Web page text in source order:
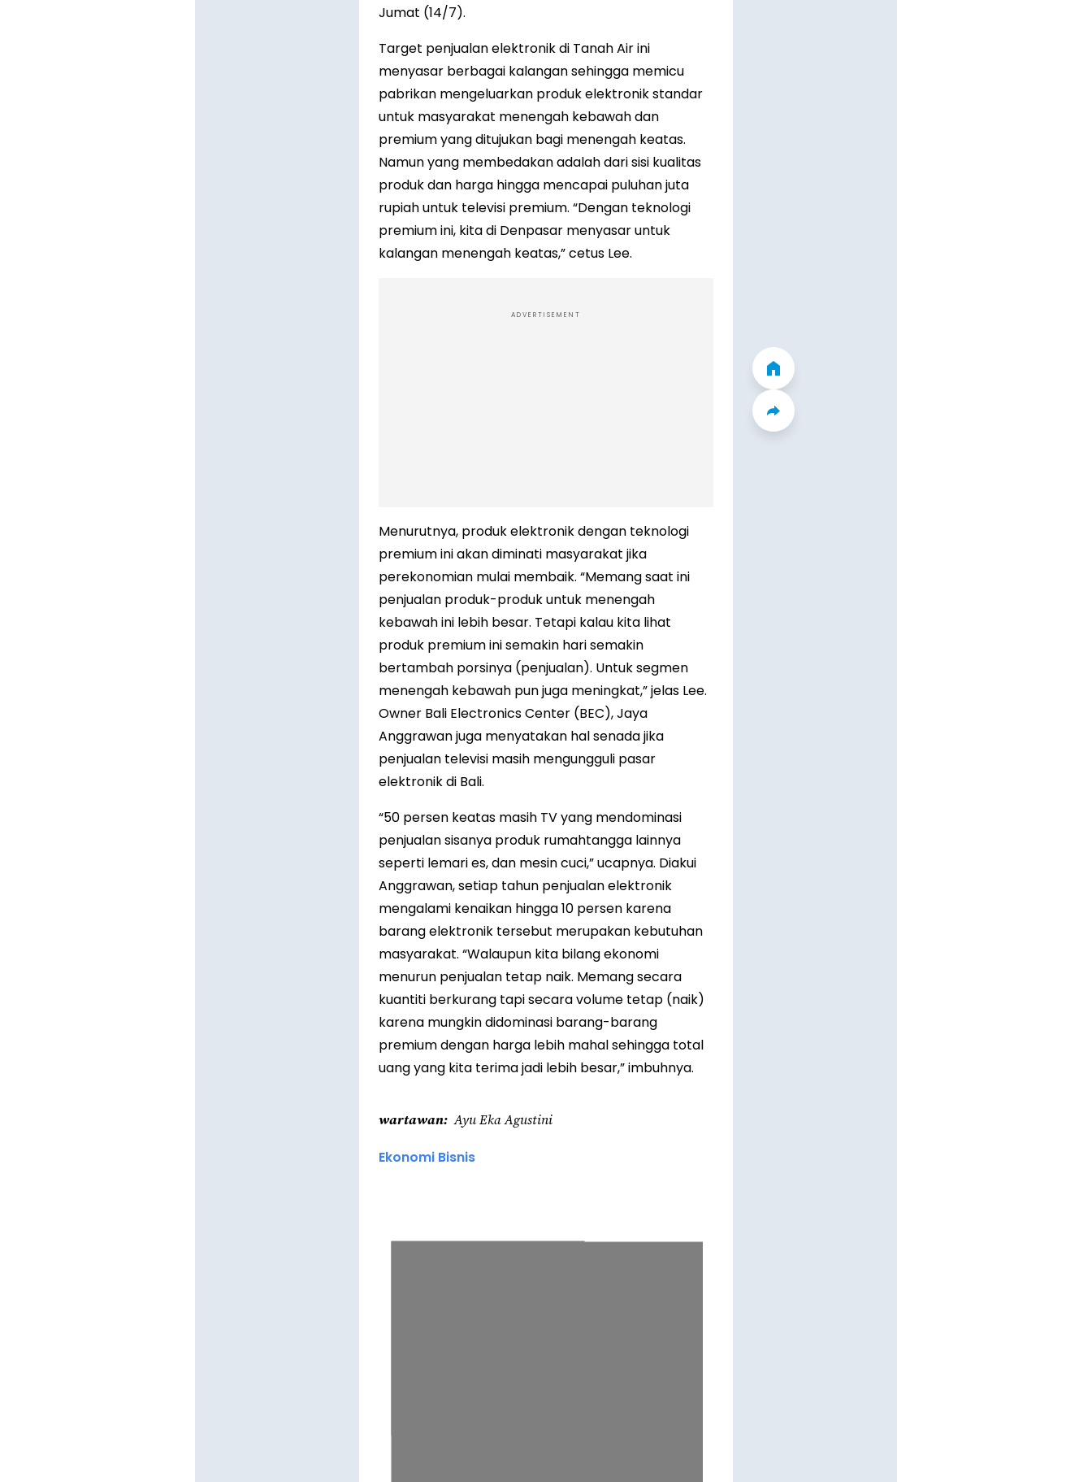
Jumat (14/7).
Target penjualan elektronik di Tanah Air ini
menyasar berbagai kalangan sehingga memicu
pabrikan mengeluarkan produk elektronik standar
untuk masyarakat menengah kebawah dan
premium yang ditujukan bagi menengah keatas.
Namun yang membedakan adalah dari sisi kualitas
produk dan harga hingga mencapai puluhan juta
rupiah untuk televisi premium. “Dengan teknologi
premium ini, kita di Denpasar menyasar untuk
kalangan menengah keatas,” cetus Lee.
ADVERTISEMENT
Menurutnya, produk elektronik dengan teknologi
premium ini akan diminati masyarakat jika
perekonomian mulai membaik. “Memang saat ini
penjualan produk-produk untuk menengah
kebawah ini lebih besar. Tetapi kalau kita lihat
produk premium ini semakin hari semakin
bertambah porsinya (penjualan). Untuk segmen
menengah kebawah pun juga meningkat,” jelas Lee.
Owner Bali Electronics Center (BEC), Jaya
Anggrawan juga menyatakan hal senada jika
penjualan televisi masih mengungguli pasar
elektronik di Bali.
“50 persen keatas masih TV yang mendominasi
penjualan sisanya produk rumahtangga lainnya
seperti lemari es, dan mesin cuci,” ucapnya. Diakui
Anggrawan, setiap tahun penjualan elektronik
mengalami kenaikan hingga 10 persen karena
barang elektronik tersebut merupakan kebutuhan
masyarakat. “Walaupun kita bilang ekonomi
menurun penjualan tetap naik. Memang secara
kuantiti berkurang tapi secara volume tetap (naik)
karena mungkin didominasi barang-barang
premium dengan harga lebih mahal sehingga total
uang yang kita terima jadi lebih besar,” imbuhnya.
wartawan Ayu Eka Agustini
Ekonomi Bisnis